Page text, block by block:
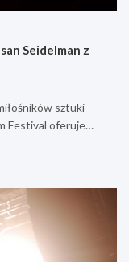
Seidelman z
sztuki
Festival oferuje…